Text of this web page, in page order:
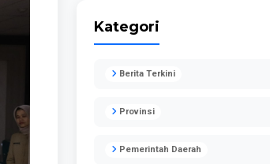
Kategori
Berita Terkini
Provinsi
Pemerintah Daerah